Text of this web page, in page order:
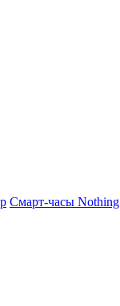
Смарт-часы Nothing